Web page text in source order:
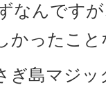
なんです
かったこ
ぎ島マジ